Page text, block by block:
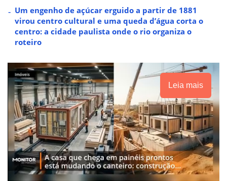
Um engenho de açúcar erguido a partir de 1881
virou centro cultural e uma queda d’água corta o
centro: a cidade paulista onde o rio organiza o
roteiro
Leia mais